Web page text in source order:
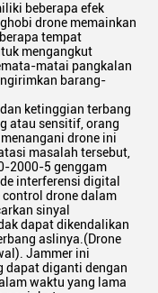
beberapa efek
drone memainkan
tempat
mengangkut
matai pangkalan
barang-
ketinggian terbang
atau sensitif, orang
drone ini
masalah tersebut,
2000-5 genggam
interferensi digital
drone dalam
sinyal
dapat dikendalikan
aslinya.(Drone
Jammer ini
dapat diganti dengan
waktu yang lama